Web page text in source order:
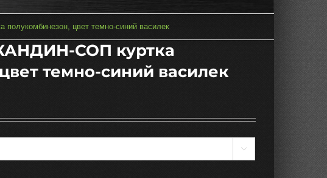
цвет темно-синий василек
СОП куртка
темно-синий василек
